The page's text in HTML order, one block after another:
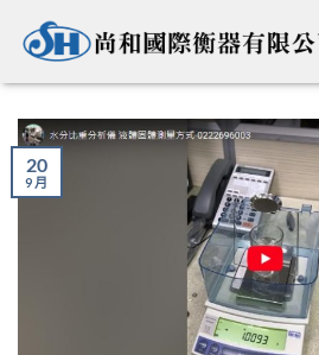
20
9 月